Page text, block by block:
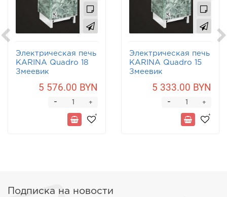
Электрическая печь
KARINA Quadro 18
Змеевик
5 576.00 BYN
+
-
Электрическая печь
KARINA Quadro 15
Змеевик
5 333.00 BYN
+
-
Подписка на новости